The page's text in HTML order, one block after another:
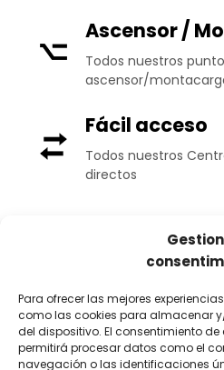
Para ofrecer las mejores
como las cookies para almacenar
del dispositivo. El consentimiento
permitirá procesar datos como el
navegación o las identificaciones
Ascensor /
Todos nuestros
ascensor/
Fácil acceso
Todos nuestros
directos
Clave de
Acceso mediante
personalizado al